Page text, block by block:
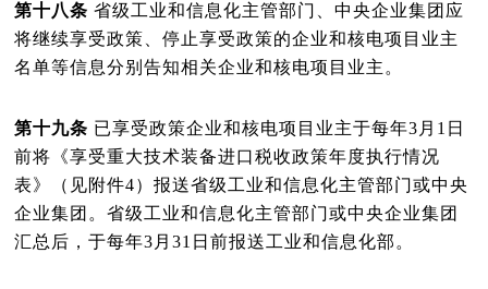
第十八条 省级工业和信息化主管部门、中央企业集团应
将继续享受政策、停止享受政策的企业和核电项目业主
名单等信息分别告知相关企业和核电项目业主。
第十九条 已享受政策企业和核电项目业主于每年3 月 1 日
前将《享受重大技术装备进口税收政策年度执行情况
表》（见附件4）报送省级工业和信息化主管部门或中央
企业集团。省级工业和信息化主管部门或中央企业集团
汇总后，于每年3 月31 日前报送工业和信息化部。